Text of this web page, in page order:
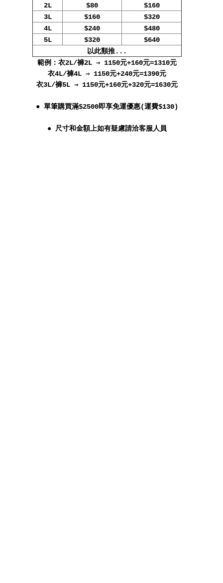
2L
$80
$160
3L
$160
$320
4L
$240
$480
5L
$320
$640
以此類推...
範例：衣2L/褲2L ⇒ 1150元+160元=1310元
衣4L/褲4L ⇒ 1150元+240元=1390元
衣3L/褲5L ⇒ 1150元+160元+320元=1630元
● 單筆購買滿$2500即享免運優惠(運費$130)
● 尺寸和金額上如有疑慮請洽客服人員